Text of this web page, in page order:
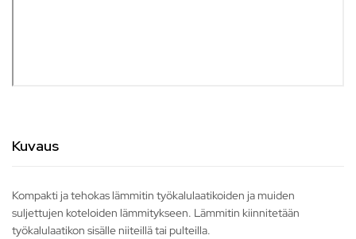
Kuvaus
Kompakti ja tehokas lämmitin työkalulaatikoiden ja muiden
suljettujen koteloiden lämmitykseen. Lämmitin kiinnitetään
työkalulaatikon sisälle niiteillä tai pulteilla.